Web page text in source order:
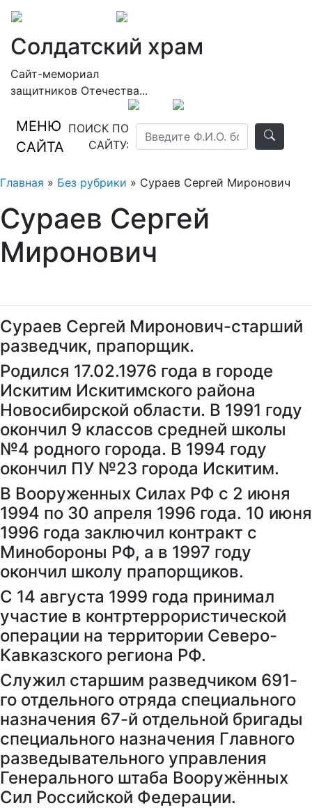
Солдатский храм
Сайт-мемориал
защитников Отечества...
МЕНЮ
САЙТА
ПОИСК ПО
САЙТУ:
Главная » Без рубрики » Сураев Сергей Миронович
Сураев Сергей
Миронович
Сураев Сергей Миронович-старший
разведчик, прапорщик.
Родился 17.02.1976 года в городе
Искитим Искитимского района
Новосибирской области. В 1991 году
окончил 9 классов средней школы
№4 родного города. В 1994 году
окончил ПУ №23 города Искитим.
В Вооруженных Силах РФ с 2 июня
1994 по 30 апреля 1996 года. 10 июня
1996 года заключил контракт с
Минобороны РФ, а в 1997 году
окончил школу прапорщиков.
С 14 августа 1999 года принимал
участие в контртеррористической
операции на территории Северо-
Кавказского региона РФ.
Служил старшим разведчиком 691-
го отдельного отряда специального
назначения 67-й отдельной бригады
специального назначения Главного
разведывательного управления
Генерального штаба Вооружённых
Сил Российской Федерации.